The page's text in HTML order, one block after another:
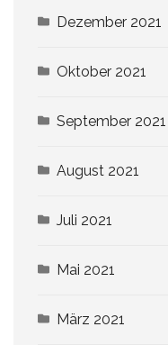
Dezember 2021
Oktober 2021
September 2021
August 2021
Juli 2021
Mai 2021
März 2021